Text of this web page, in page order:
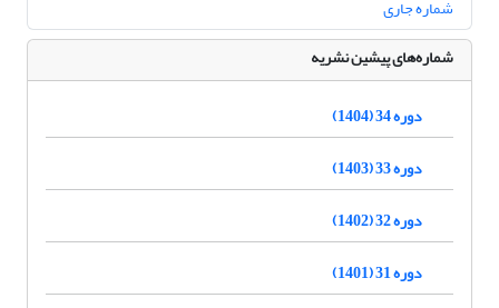
شماره جاری
شماره‌های پیشین نشریه
دوره 34 (1404)
دوره 33 (1403)
دوره 32 (1402)
دوره 31 (1401)